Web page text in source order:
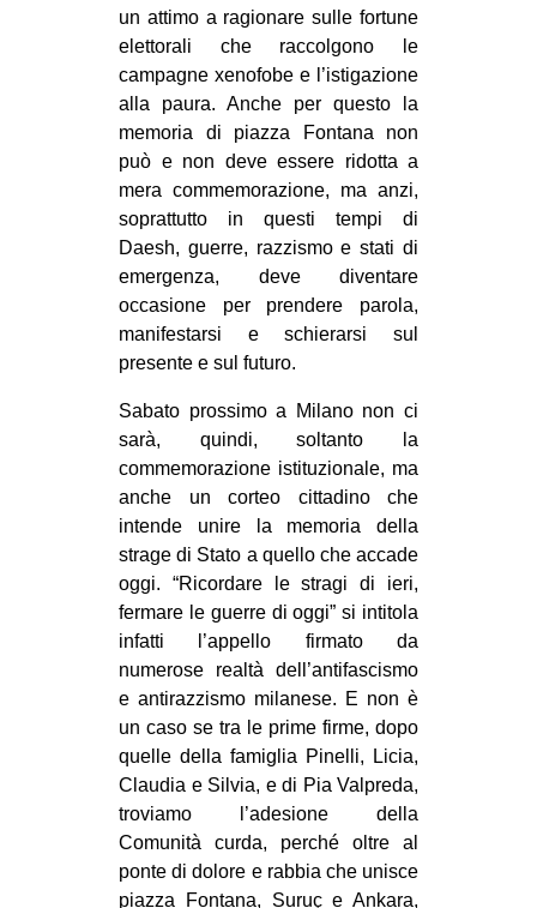
tw
bsky
ms
SEARCH
un attimo a ragionare sulle fortune
elettorali che raccolgono le
campagne xenofobe e l’istigazione
alla paura. Anche per questo la
memoria di piazza Fontana non
può e non deve essere ridotta a
mera commemorazione, ma anzi,
soprattutto in questi tempi di
Daesh, guerre, razzismo e stati di
emergenza, deve diventare
occasione per prendere parola,
manifestarsi e schierarsi sul
presente e sul futuro.
Sabato prossimo a Milano non ci
sarà, quindi, soltanto la
commemorazione istituzionale, ma
anche un corteo cittadino che
intende unire la memoria della
strage di Stato a quello che accade
oggi. “Ricordare le stragi di ieri,
fermare le guerre di oggi” si intitola
infatti l’appello firmato da
numerose realtà dell’antifascismo
e antirazzismo milanese. E non è
un caso se tra le prime firme, dopo
quelle della famiglia Pinelli, Licia,
Claudia e Silvia, e di Pia Valpreda,
troviamo l’adesione della
Comunità curda, perché oltre al
ponte di dolore e rabbia che unisce
piazza Fontana, Suruç e Ankara,